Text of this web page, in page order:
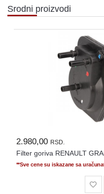
Srodni proizvodi
2.980,00 RSD.
Filter goriva RENAULT
**Sve cene su iskazane sa